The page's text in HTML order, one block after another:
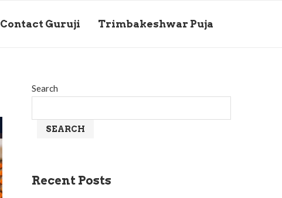
Contact Guruji Trimbakeshwar Puja
Search
SEARCH
Recent Posts